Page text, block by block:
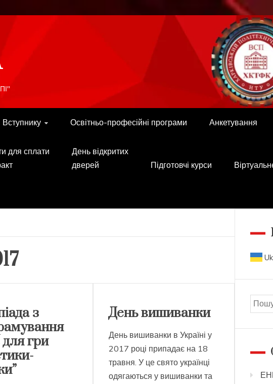
Вступнику Освітньо-професійні програми Анкетування
для сплати
День відкритих
дверей
Підготовчі курси
з
для гри
День вишиванки
День вишиванки в Україні у
2017 році припадає на 18
травня. У це свято українці
одягаються у вишиванки та